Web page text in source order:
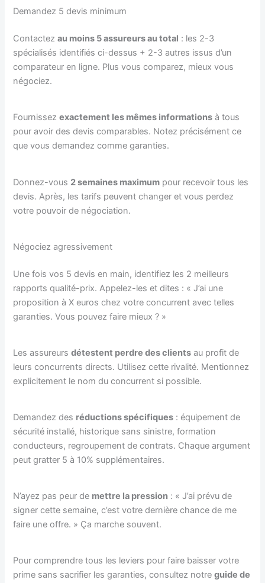
Demandez 5 devis minimum
Contactezau moins 5 assureurs au total : les 2-3
spécialisés identifiés ci-dessus + 2-3 autres issus d’un
comparateur en ligne. Plus vous comparez, mieux vous
négociez.
Fournissezexactement les mêmes informations à tous
pour avoir des devis comparables. Notez précisément ce
que vous demandez comme garanties.
Donnez-vous 2 semaines maximum pour recevoir tous les
devis. Après, les tarifs peuvent changer et vous perdez
votre pouvoir de négociation.
Négociez agressivement
Une fois vos 5 devis en main, identifiez les 2 meilleurs
rapports qualité-prix. Appelez-les et dites : « J’ai une
proposition à X euros chez votre concurrent avec telles
garanties. Vous pouvez faire mieux ? »
Les assureursdétestent perdre des clients au profit de
leurs concurrents directs. Utilisez cette rivalité. Mentionnez
explicitement le nom du concurrent si possible.
Demandez des réductions spécifiques : équipement de
sécurité installé, historique sans sinistre, formation
conducteurs, regroupement de contrats. Chaque argument
peut gratter 5 à 10% supplémentaires.
N’ayez pas peur de mettre la pression : « J’ai prévu de
signer cette semaine, c’est votre dernière chance de me
faire une offre. » Ça marche souvent.
Pour comprendre tous les leviers pour faire baisser votre
prime sans sacrifier les garanties, consultez notreguide de